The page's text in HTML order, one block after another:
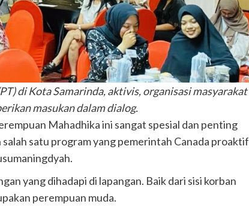
di Kota Samarinda, aktivis, organisasi masyarakat
masukan dalam dialog.
Mahadhika ini sangat spesial dan penting
satu program yang pemerintah Canada proaktif
yang dihadapi di lapangan. Baik dari sisi korban
perempuan muda.